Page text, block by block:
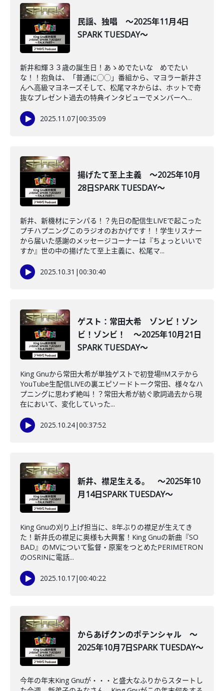
民謡、独唱 ～2025年11月4日
SPARK TUESDAY～
新井和輝３３歳の誕生日！あゝめでたいな めでたい
な！！抱負は、「普通に◯◯」番組から、マヨラー新井さ
んへ高級マヨネーズそして、松尾マネからは、ホットで奇
抜なプレゼント過去の特典インタビューでメンバーへ...
2025.11.07|00:35:09
揚げたて至上主義 ～2025年10月
28日SPARK TUESDAY～
新井、新機材にテンパる！？先日の配信生LIVEで起こった
プチハプニングこのラジオのおかげです！！学生リスナー
から届いた感謝のメッセージコーナーは『ちょっといいで
すか』世の中の揚げたて至上主義に、松尾マ...
2025.10.31 |00:30:40
ゲスト：常田大希 ゾンビ！ゾン
ビ！ゾンビ！ ～2025年10月21日
SPARK TUESDAY～
King Gnuから常田大希が単独ゲストで初登場‼Mステから
YouTube生配信LIVEの裏エピソードトーク常田、様々なハ
プニングに思わず絶叫！？常田大希が紡ぐ歌詞過去から現
在において、変化していった...
2025.10.24|00:37:52
新井、襟足生える。 ～2025年10
月14日SPARK TUESDAY～
King Gnuの刈り上げ担当に、8年ぶりの襟足が生えてき
た！新井氏の襟足に奥様も大興奮！King Gnuの新曲『SO
BAD』のMVについて監督・原案をつとめたPERIMETRON
のOSRINに電話...
2025.10.17|00:40:22
からあげクンのポテンシャル ～
2025年10月7日SPARK TUESDAY～
今年の年末King Gnuが・・・と盛大なふりからスタートし